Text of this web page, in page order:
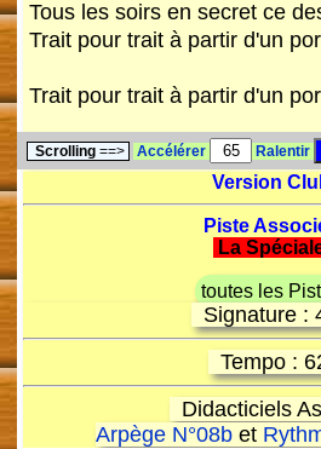
Tous les soirs en secret ce
Trait pour trait à partir d'un
Trait pour trait à partir d'un
Scrolling==> Accélérer Ralentir
Version
Piste
La
toutes les
Signature :
Tempo :
Didacticiels
Arpège N°08b et